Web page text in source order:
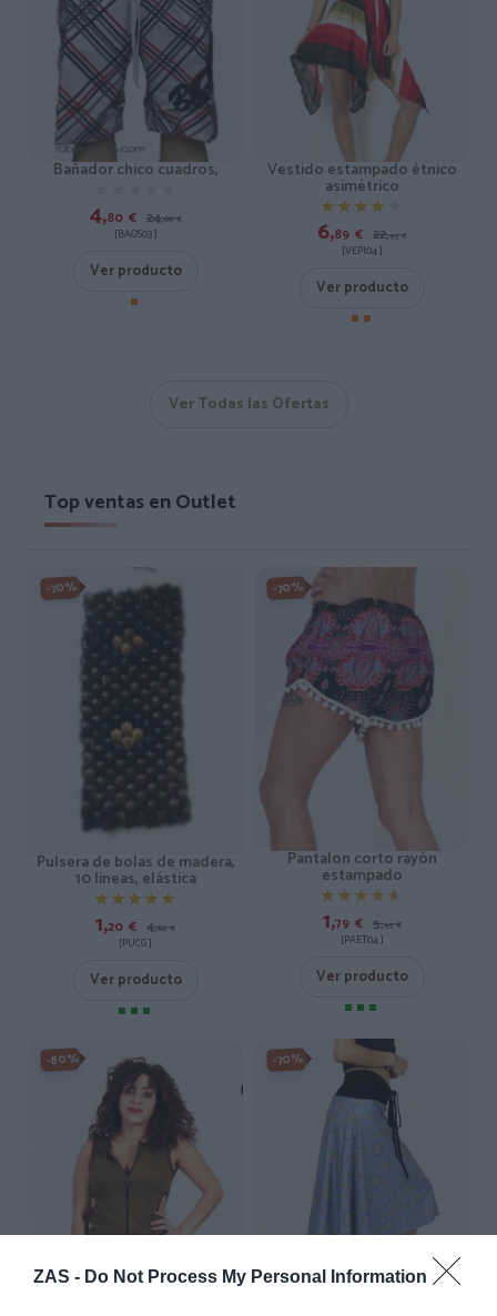
ZAS - Do Not Process My Personal Information
Bañador chico cuadros,
4,80 € 24,00 €
[BAOS03 ]
Ver producto
Vestido estampado étnico
asimétrico
★★★★★
★★★★★
6,89 € 22,95 €
[VEPI04 ]
Ver producto
Ver Todas las Ofertas
Top ventas en Outlet
-70%
Pulsera de bolas de madera,
10 lineas, elástica
★★★★★
★★★★★
1,20 € 4,00 €
[PUCG ]
Ver producto
-70%
Pantalon corto rayón
estampado
★★★★★
★★★★★
1,79 € 5,95 €
[PAET04 ]
Ver producto
-80% -70%